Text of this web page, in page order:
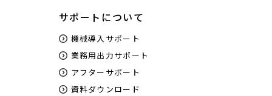
サポートについて
機械導入サポート
業務用出力サポート
アフターサポート
資料ダウンロード